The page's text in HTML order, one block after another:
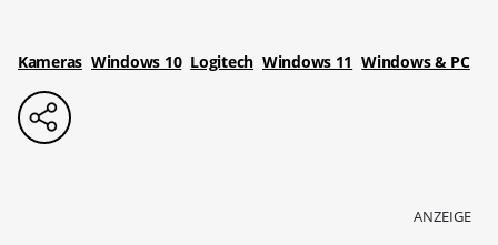
Kameras Windows 10 Logitech Windows 11 Windows & PC
ANZEIGE